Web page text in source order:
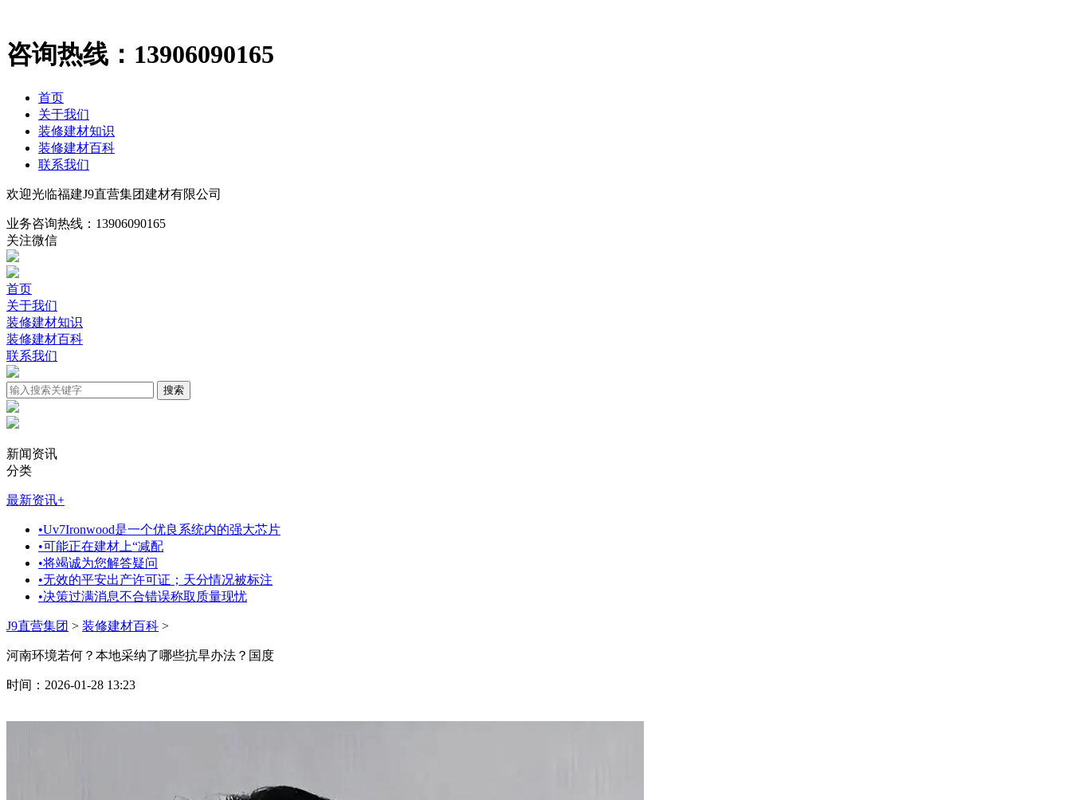
咨询热线： 13906090165
首页
关于我们
装修建材知识
装修建材百科
联系我们
欢迎光临福建J9直营集团建材有限公司
业务咨询热线： 13906090165
关注微信
首页
关于我们
装修建材知识
装修建材百科
联系我们
新闻资讯
分类
最新资讯+
•Uv7Ironwood是一个优良系统内的强大芯片
•可能正在建材上“减配
•将竭诚为您解答疑问
•无效的平安出产许可证；天分情况被标注
•决策过满消息不合错误称取质量现忧
J9直营集团 > 装修建材百科 >
河南环境若何？本地采纳了哪些抗旱办法？国度
时间：2026-01-28 13:23